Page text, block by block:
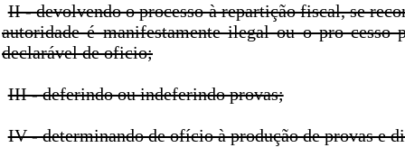
II - devolvendo o processo à repartição fiscal, se
autoridade é manifestamente ilegal ou o pro cesso
declarável de oficio;
III - deferindo ou indeferindo provas;
IV - determinando de ofício à produção de provas e